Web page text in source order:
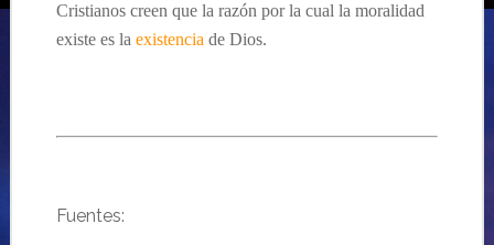
Cristianos creen que la razón por la cual la moralidad
existe es la existencia de Dios.
Fuentes: